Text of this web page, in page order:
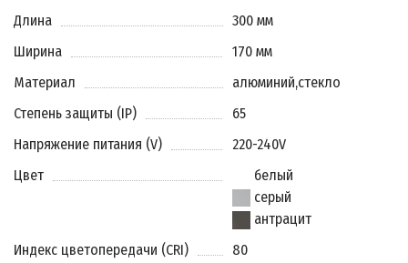
Длина
300 мм
Ширина
170 мм
Материал
алюминий,стекло
Степень защиты (IP)
65
Напряжение питания (V)
220-240V
Цвет
белый
серый
антрацит
Индекс цветопередачи (CRI)
80